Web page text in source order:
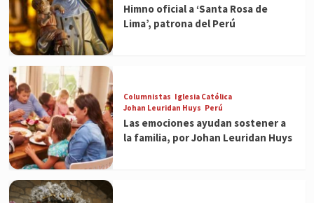
Himno oficial a ‘Santa Rosa de
Lima’, patrona del Perú
Columnistas Iglesia Católica
Johan Leuridan Huys Perú
Las emociones ayudan sostener a
la familia, por Johan Leuridan Huys